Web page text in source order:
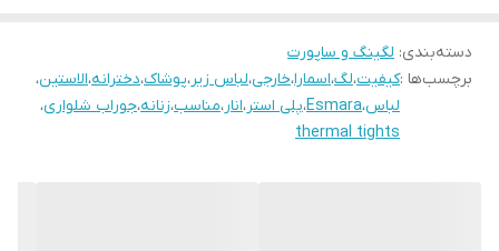
دسته‌بندی: لگینگ و ساپورت
برچسب‌ها :کیفیت،لگ،اسمارا،خارجی،لباس زیر،پوشاک،دخترانه،الاستین،
لباس،Esmara،پلی استر،انار،مناسب،زنانه،جوراب شلواری،
thermal tights